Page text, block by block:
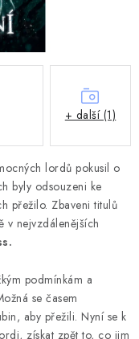
organizace
podpora
lordů pokusil o
byly odsouzeni ke
přežilo. Zbaveni titulů
v nejvzdálenějších
podmínkám a
se časem
aby přežili. Nyní se k
získat zpět to, co jim
+ další (1)